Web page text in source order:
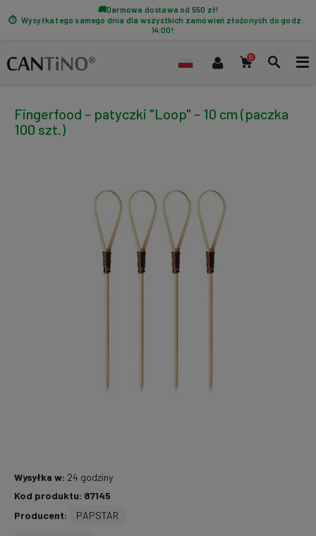
Fingerfood - patyczki "Loop" - 10 cm (paczka
100 szt.)
Wysyłka w: 24 godziny
Kod produktu: 87145
Producent:
PAPSTAR
Darmowa dostawa od 550 zł!
Wysyłka tego samego dnia dla wszystkich zamówień złożonych do godz.
14:00!